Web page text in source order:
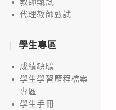
教師甄試
代理教師甄試
學生專區
成績缺曠
學生學習歷程檔案
專區
學生手冊